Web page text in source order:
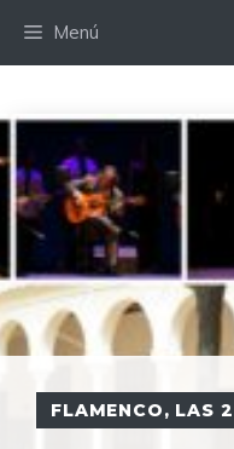
Menú
FLAMENCO, LAS